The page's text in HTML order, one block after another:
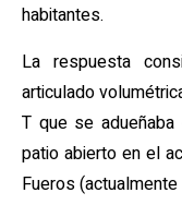
habitantes.
La respuesta
articulado
T que se
patio abierto en el
Fueros